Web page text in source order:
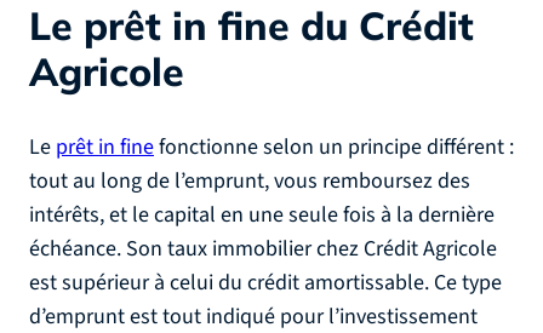
Le prêt in fine du Crédit
Agricole
Le prêt in finefonctionne selon un principe différent :
tout au long de l’emprunt, vous remboursez des
intérêts, et le capital en une seule fois à la dernière
échéance. Son taux immobilier chez Crédit Agricole
est supérieur à celui du crédit amortissable. Ce type
d’emprunt est tout indiqué pour l’investissement